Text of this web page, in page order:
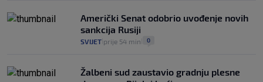
Američki Senat odobrio uvođenje novih
sankcija Rusiji
SVIJET prije 54 min 0
Žalbeni sud zaustavio gradnju plesne